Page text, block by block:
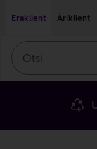
Eraklient
Äriklient